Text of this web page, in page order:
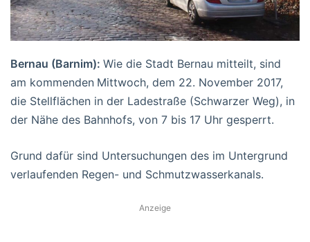
Bernau (Barnim): Wie die Stadt Bernau mitteilt, sind
am kommenden Mittwoch, dem 22. November 2017,
die Stellflächen in der Ladestraße (Schwarzer Weg), in
der Nähe des Bahnhofs, von 7 bis 17 Uhr gesperrt.
Grund dafür sind Untersuchungen des im Untergrund
verlaufenden Regen- und Schmutzwasserkanals.
Anzeige